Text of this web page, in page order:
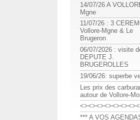
14/07/26 A
Mgne
11/07/26 : 3
Vollore-Mgne & Le
Brugeron
06/07/2026 : visite
DEPUTE J.
BRUGEROLLES
19/06/26: superbe
Les prix des
autour de Vollore-
*** A VOS